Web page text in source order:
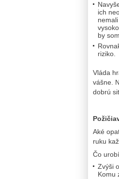
ich
by
riziko.
Vláda
vášne.
dobrú
Aké
ruku
Čo
Zvýši
Komu